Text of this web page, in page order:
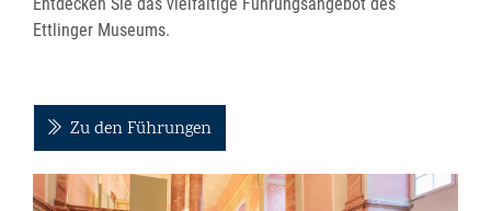
Ettlinger Museums.
Zu den Führungen